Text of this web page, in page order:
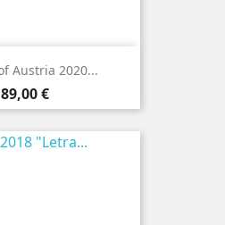
Austria 2020...
Preço
89,00 €